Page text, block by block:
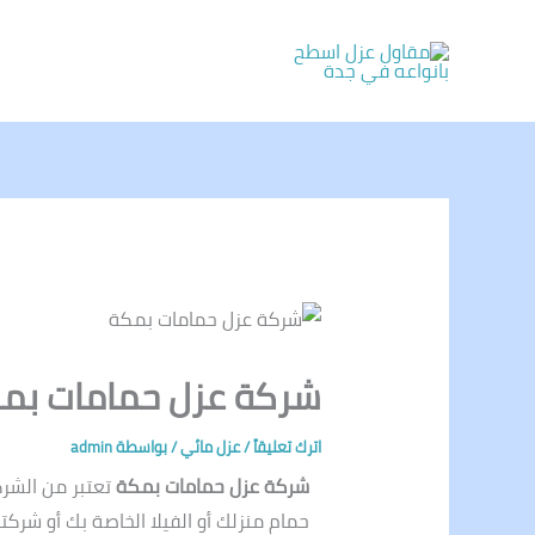
شركة عزل حمامات بمكة
اترك تعليقاً/عزل مائي/ بواسطةadmin
شركة عزل حمامات بمكةتعتبر من
حمام منزلك أو الفيلا الخاصة بك أو